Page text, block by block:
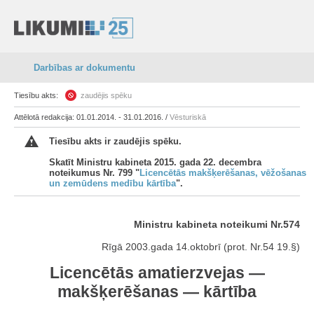
Darbības ar dokumentu
Tiesību akts: zaudējis spēku
Attēlotā redakcija: 01.01.2014. - 31.01.2016. / Vēsturiskā
Tiesību akts ir zaudējis spēku.
Skatīt Ministru kabineta 2015. gada 22. decembra
noteikumus Nr. 799 "Licencētās makšķerēšanas, vēžošanas
un zemūdens medību kārtība".
Ministru kabineta noteikumi Nr.574
Rīgā 2003.gada 14.oktobrī (prot. Nr.54 19.§)
Licencētās amatierzvejas —
makšķerēšanas — kārtība